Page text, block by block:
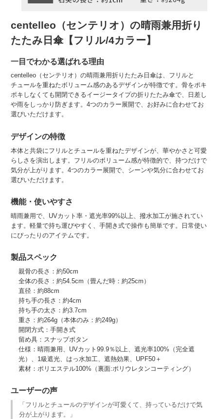
centelleo（センテリオ）の晴雨兼用折り
たたみ日傘【フリル/4カラー】
一目でわかる選ばれる理由
centelleo（センテリオ）の晴雨兼用折りたたみ日傘は、フリルと
チュールを重ねたボリューム感のあるデザインが特徴です。骨をポキ
ポキしなくても開閉できるイージータイプの折りたたみ傘で、日差し
や雨をしっかり防ぎます。4つのカラー展開で、お好みに合わせてお
選びいただけます。
デザインの特徴
本体と共袋にフリルとチュールを重ねたデザインが、華やかさと可愛
らしさを演出します。フリルのボリューム感が特徴的で、持つだけで
気分が上がります。4つのカラー展開で、シーンや気分に合わせてお
選びいただけます。
機能・使いやすさ
晴雨兼用で、UVカット率・遮光率99%以上、撥水加工が施されてい
ます。軽量で持ち運びやすく、手開き式で操作も簡単です。日常使い
にぴったりのアイテムです。
製品スペック
親骨の長さ：約50cm
全体の長さ：約54.5cm（畳んだ時：約25cm）
直径：約88cm
持ち手の長さ：約4cm
持ち手の太さ：約3.7cm
重さ：約264g（本体のみ：約249g）
開閉方式：手開き式
留め具：スナップボタン
仕様：晴雨兼用、UVカット99.9％以上、遮光率100%（完全遮
光）、1級遮光、はっ水加工、遮熱効果、UPF50＋
素材：ポリエステル100%（裏面:ポリウレタンコーティング）
ユーザーの声
「フリルとチュールのデザインが可愛くて、持っているだけで気
分が上がります。」